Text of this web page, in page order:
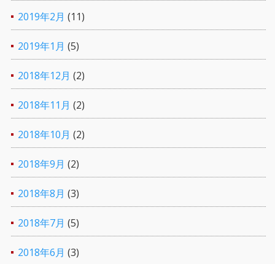
2019年2月 (11)
2019年1月 (5)
2018年12月 (2)
2018年11月 (2)
2018年10月 (2)
2018年9月 (2)
2018年8月 (3)
2018年7月 (5)
2018年6月 (3)